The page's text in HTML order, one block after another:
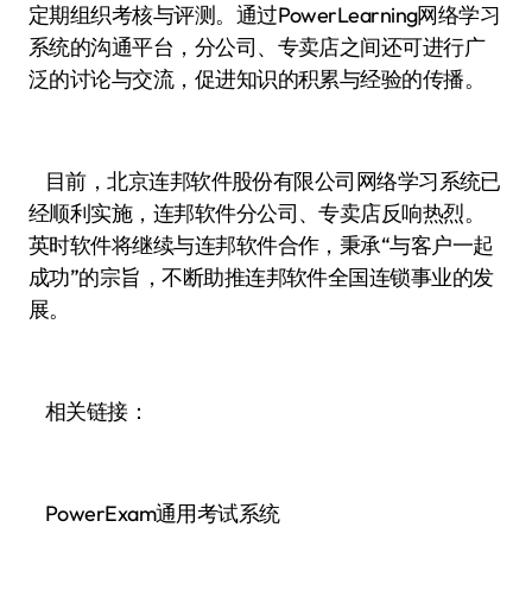
定期组织考核与评测。通过PowerLearning网络学习
系统的沟通平台，分公司、专卖店之间还可进行广
泛的讨论与交流，促进知识的积累与经验的传播。
目前，北京连邦软件股份有限公司网络学习系统已
经顺利实施，连邦软件分公司、专卖店反响热烈。
英时软件将继续与连邦软件合作，秉承“与客户一起
成功”的宗旨，不断助推连邦软件全国连锁事业的发
展。
相关链接：
PowerExam通用考试系统